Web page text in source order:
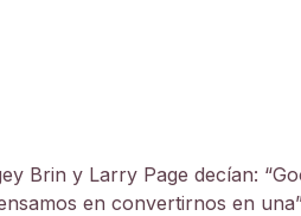
Brin y Larry Page decían:
en convertirnos en